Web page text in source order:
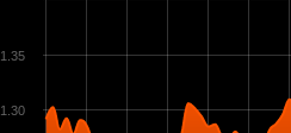
1.30
1.35